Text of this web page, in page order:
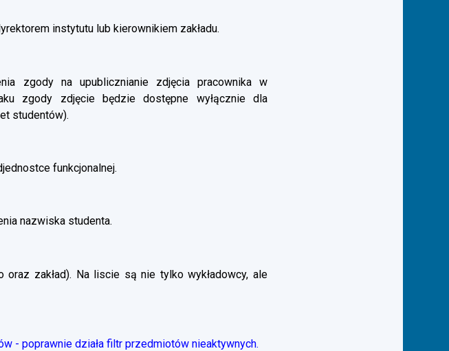
instytutu lub kierownikiem zakładu.
zgody na upublicznianie zdjęcia pracownika w
zgody zdjęcie będzie dostępne wyłącznie dla
studentów).
funkcjonalnej.
nazwiska studenta.
oraz zakład). Na liscie są nie tylko wykładowcy, ale
- poprawnie działa filtr przedmiotów nieaktywnych.